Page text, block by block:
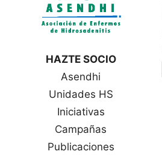
HAZTE SOCIO
Asendhi
Unidades HS
Iniciativas
Campañas
Publicaciones